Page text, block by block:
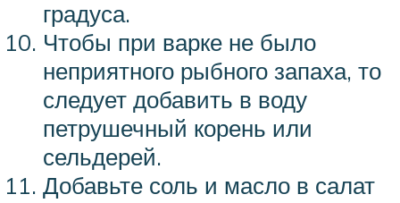
градуса.
Чтобы при варке не было
неприятного рыбного запаха, то
следует добавить в воду
петрушечный корень или
сельдерей.
Добавьте соль и масло в салат